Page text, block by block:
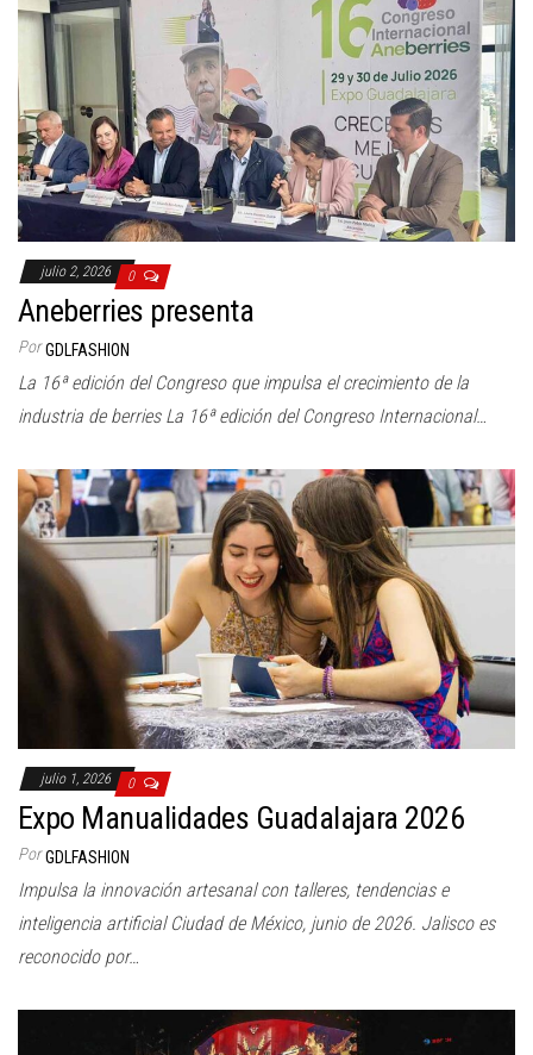
julio 2, 2026 0
Aneberries presenta
Por GDLFASHION
La 16ª edición del Congreso que impulsa el crecimiento de la
industria de berries La 16ª edición del Congreso Internacional…
julio 1, 2026 0
Expo Manualidades Guadalajara 2026
Por GDLFASHION
Impulsa la innovación artesanal con talleres, tendencias e
inteligencia artificial Ciudad de México, junio de 2026. Jalisco es
reconocido por…